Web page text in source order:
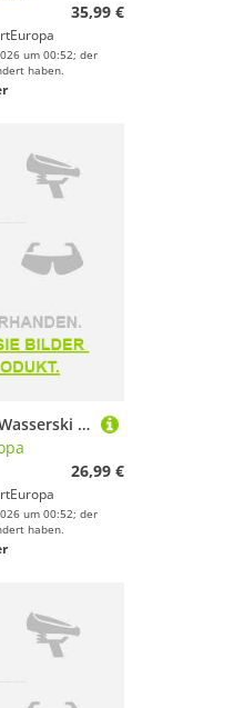
35,99 €
um 00:52; der
haben.
Jobe Stabilizing Bar Wasserski Verbinder Trainerstange Anfänger Hilfe
26,99 €
um 00:52; der
haben.